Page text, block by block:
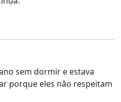
sem dormir e estava
porque eles não respeitam